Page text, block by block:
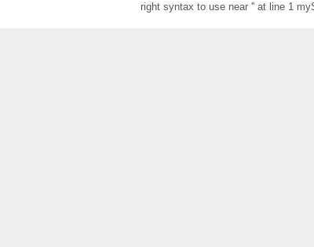
right syntax to use near '' at line 1